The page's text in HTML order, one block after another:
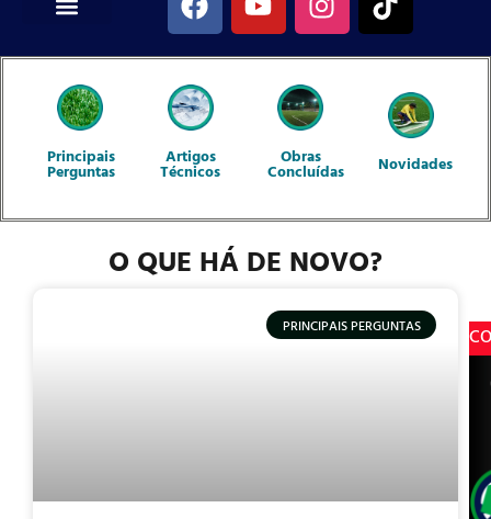
Principais
Perguntas
Artigos
Técnicos
Obras
Concluídas Novidades
O QUE HÁ DE NOVO?
PRINCIPAIS PERGUNTAS